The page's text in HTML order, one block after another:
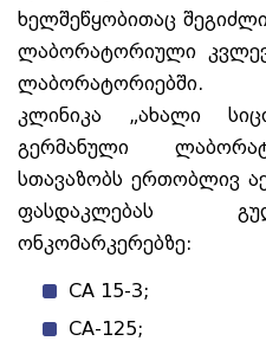
ხელშეწყობითაც
ლაბორატორიული
ლაბორატორიებში.
კლინიკა „ახალი
გერმანული
სთავაზობს ერთობლივ
ფასდაკლებას
ონკომარკერებზე:
CA 15-3;
CA-125;